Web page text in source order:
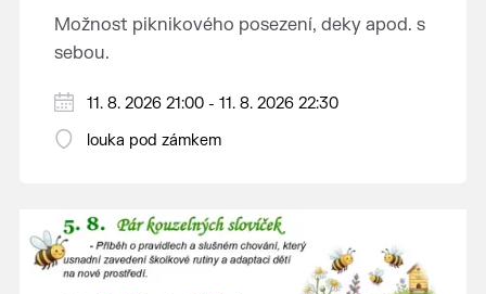
Možnost piknikového posezení, deky apod. s
sebou.
V případě nepřízně počasí se promítání ruší.
Kino otevřeno hodinu před promítáním,
11. 8. 2026 21:00 - 11. 8. 2026 22:30
louka pod zámkem